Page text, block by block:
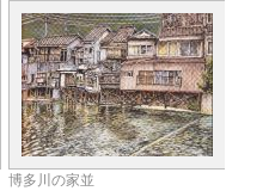
博多川の家並